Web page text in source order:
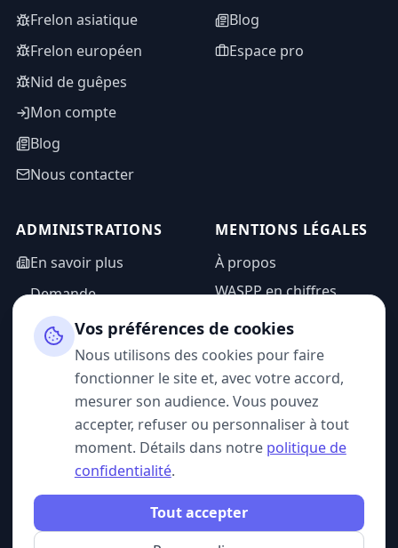
Frelon asiatique
Frelon européen
Nid de guêpes
Mon compte
Blog
Nous contacter
Blog
Espace pro
ADMINISTRATIONS
En savoir plus
Demande
d'information
Espace admin
MENTIONS LÉGALES
À propos
WASPP en chiffres
Mentions légales
Politique de
confidentialité
CGU
SUIVEZ-NOUS
Vos préférences de cookies
Nous utilisons des cookies pour faire
fonctionner le site et, avec votre accord,
mesurer son audience. Vous pouvez
accepter, refuser ou personnaliser à tout
moment. Détails dans notre politique de
confidentialité.
Tout accepter